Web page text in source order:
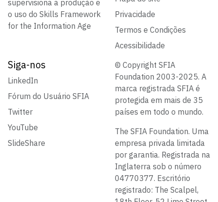
supervisiona a produção e
o uso do Skills Framework
for the Information Age
Privacidade
Termos e Condições
Acessibilidade
Siga-nos
LinkedIn
Fórum do Usuário SFIA
Twitter
YouTube
SlideShare
© Copyright SFIA
Foundation 2003-2025. A
marca registrada SFIA é
protegida em mais de 35
países em todo o mundo.
The SFIA Foundation. Uma
empresa privada limitada
por garantia. Registrada na
Inglaterra sob o número
04770377. Escritório
registrado: The Scalpel,